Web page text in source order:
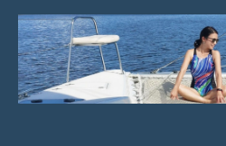
Skip
content